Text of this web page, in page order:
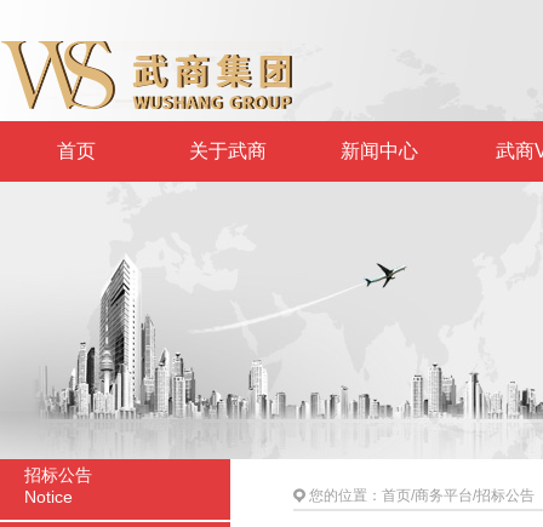
首页 关于武商 新闻中心 武商
招标公告
Notice
您的位置： 首页/商务平台/招标公告